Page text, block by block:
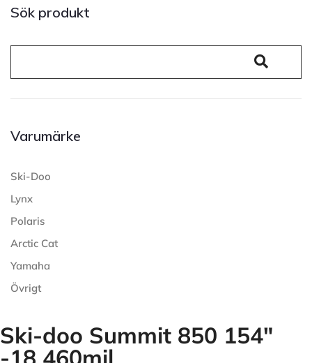
Sök produkt
Varumärke
Ski-Doo
Lynx
Polaris
Arctic Cat
Yamaha
Övrigt
Ski-doo Summit 850 154"